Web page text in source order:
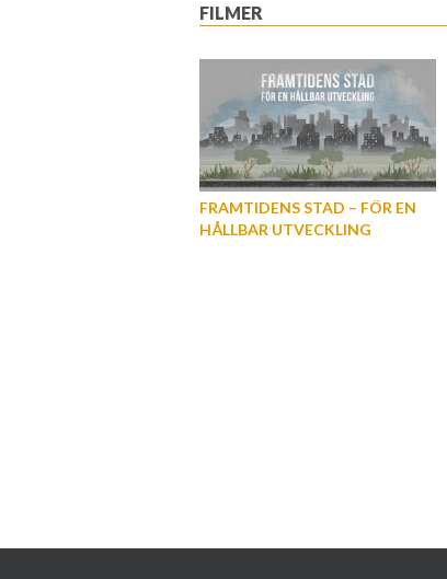
FILMER
FRAMTIDENS STAD – FÖR EN
HÅLLBAR UTVECKLING